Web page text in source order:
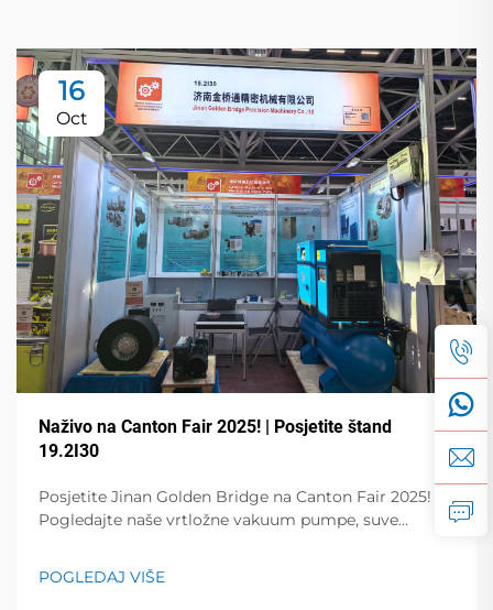
16
Oct
Naživo na Canton Fair 2025! | Posjetite štand
19.2I30
Posjetite Jinan Golden Bridge na Canton Fair 2025!
Pogledajte naše vrtložne vakuum pumpe, suve
varijabilnom frekvencijom, zavojne kompresore zraka
i više toga. Demonstracije uživo na štandu 19.2I30.
POGLEDAJ VIŠE